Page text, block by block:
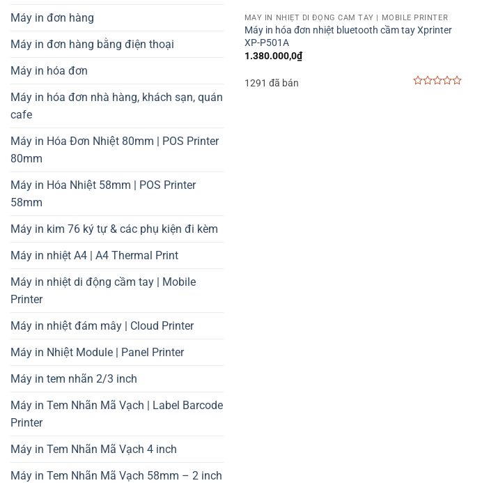
Máy in đơn hàng
Máy in đơn hàng bằng điện thoại
Máy in hóa đơn
Máy in hóa đơn nhà hàng, khách sạn, quán
cafe
Máy in Hóa Đơn Nhiệt 80mm | POS Printer
80mm
Máy in Hóa Nhiệt 58mm | POS Printer
58mm
Máy in kim 76 ký tự & các phụ kiện đi kèm
Máy in nhiệt A4 | A4 Thermal Print
Máy in nhiệt di động cầm tay | Mobile
Printer
Máy in nhiệt đám mây | Cloud Printer
Máy in Nhiệt Module | Panel Printer
Máy in tem nhãn 2/3 inch
Máy in Tem Nhãn Mã Vạch | Label Barcode
Printer
Máy in Tem Nhãn Mã Vạch 4 inch
Máy in Tem Nhãn Mã Vạch 58mm – 2 inch
MÁY IN NHIỆT DI ĐỘNG CẦM TAY | MOBILE PRINTER
Máy in hóa đơn nhiệt bluetooth cầm tay Xprinter
XP-P501A
1.380.000,0₫
1291 đã bán